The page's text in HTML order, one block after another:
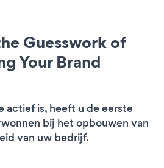
Guesswork of
Your Brand
actief is, heeft u de eerste
bij het opbouwen van
van uw bedrijf.